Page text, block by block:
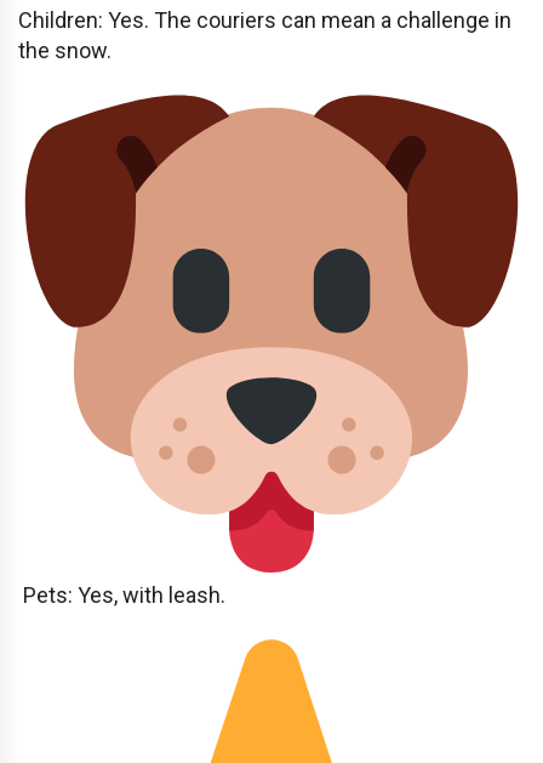
Children: Yes. The couriers can mean a challenge in
the snow.
Pets: Yes, with leash.